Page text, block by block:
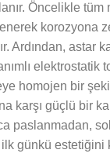
Öncelikle tüm
korozyona
Ardından, astar
elektrostatik
homojen bir
karşı güçlü bir
paslanmadan,
günkü estetiğini